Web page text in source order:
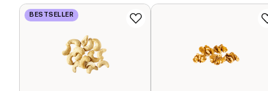
BESTSELLER
Protéines (g) 17 g